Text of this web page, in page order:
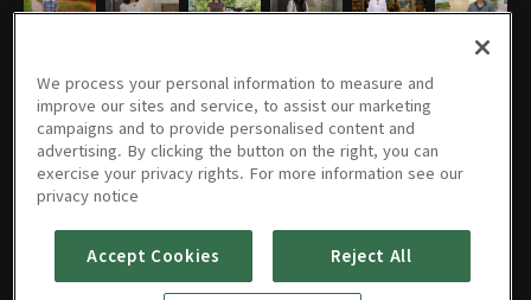
30회
11/26/2024 • 25분
29회 28회 27회 26회 25회
We process your personal information to measure and
improve our sites and service, to assist our marketing
campaigns and to provide personalised content and
advertising. By clicking the button on the right, you can
exercise your privacy rights. For more information see our
privacy notice
Accept Cookies Reject All